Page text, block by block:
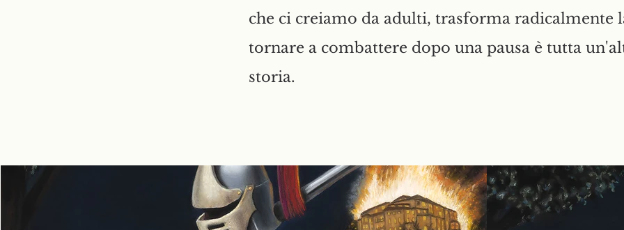
che ci creiamo da adulti, trasforma radicalmente
tornare a combattere dopo una pausa è tutta
storia.